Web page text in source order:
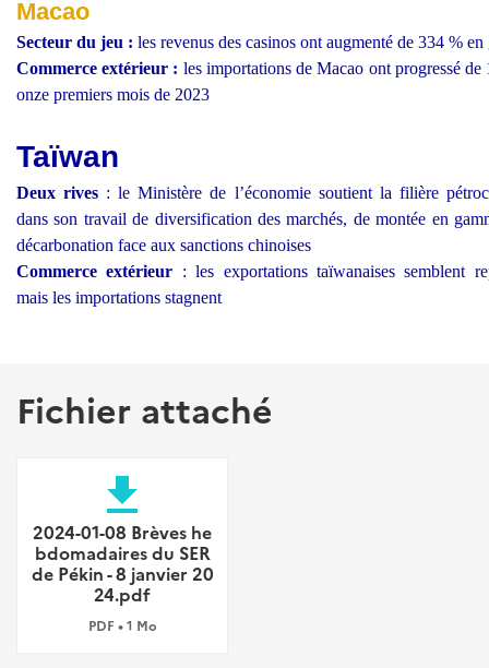
Macao
Secteur du jeu : les revenus des casinos ont augmenté de 334 %
Commerce extérieur : les importations de Macao ont progressé de
onze premiers mois de 2023
Taïwan
Deux rives : le Ministère de l’économie soutient la filière
dans son travail de diversification des marchés, de montée en
décarbonation face aux sanctions chinoises
Commerce extérieur : les exportations taïwanaises semblent
mais les importations stagnent
Fichier attaché
file_download
2024-01-08 Brèves he
bdomadaires du SER
de Pékin - 8 janvier 20
24.pdf
PDF • 1 Mo